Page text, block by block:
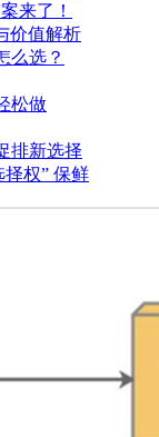
来了！
价值解析
么选？
松做
排新选择
权” 保鲜